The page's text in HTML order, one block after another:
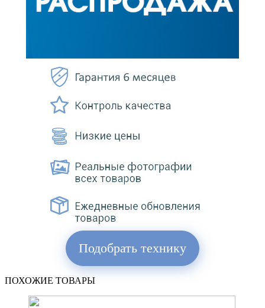
Подобрать технику
ПОХОЖИЕ ТОВАРЫ